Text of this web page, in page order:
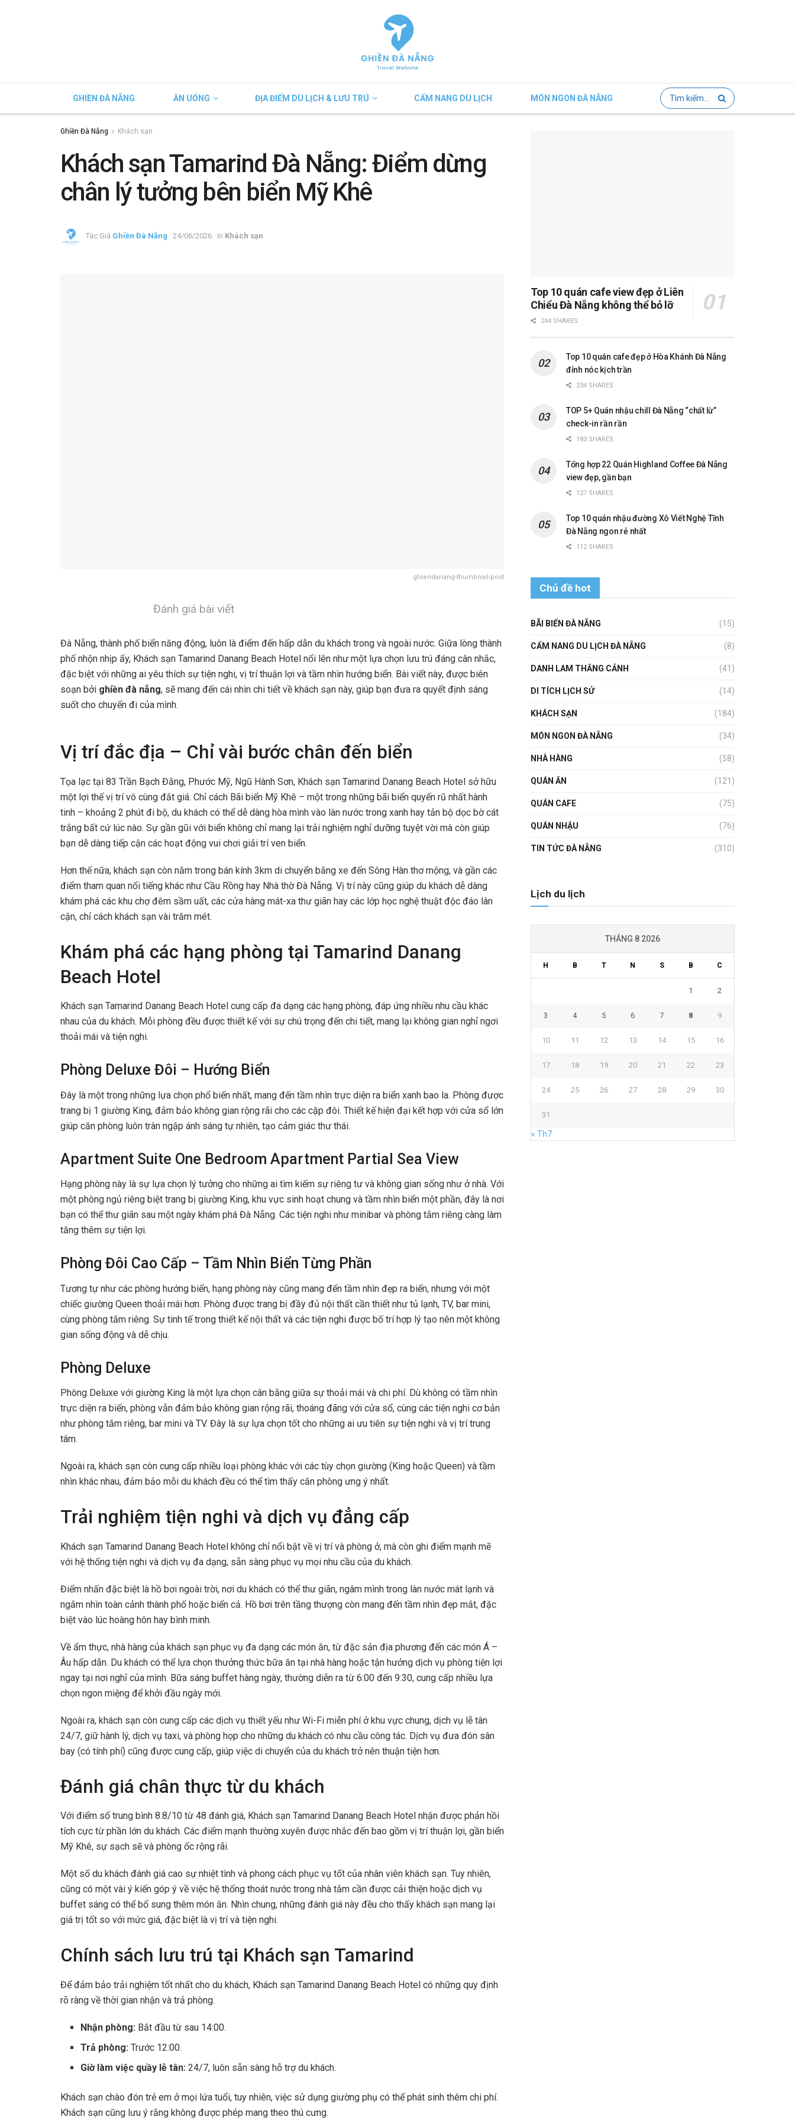
GHIỀN ĐÀ NẴNG ĂN UỐNG ĐỊA ĐIỂM DU LỊCH & LƯU TRÚ CẨM NANG DU LỊCH MÓN NGON ĐÀ NẴNG
Ghiền Đà Nẵng Khách sạn
Khách sạn Tamarind Đà Nẵng: Điểm dừng
chân lý tưởng bên biển Mỹ Khê
Tác Giả Ghiền Đà Nẵng 24/06/2026 in Khách sạn
ghiendanang-thumbnail-post
Đánh giá bài viết
Đà Nẵng, thành phố biển năng động, luôn là điểm đến hấp dẫn du khách trong và ngoài nước. Giữa lòng thành
phố nhộn nhịp ấy, Khách sạn Tamarind Danang Beach Hotel nổi lên như một lựa chọn lưu trú đáng cân nhắc,
đặc biệt với những ai yêu thích sự tiện nghi, vị trí thuận lợi và tầm nhìn hướng biển. Bài viết này, được biên
soạn bởi ghiền đà nẵng, sẽ mang đến cái nhìn chi tiết về khách sạn này, giúp bạn đưa ra quyết định sáng
suốt cho chuyến đi của mình.
Vị trí đắc địa – Chỉ vài bước chân đến biển
Tọa lạc tại 83 Trần Bạch Đằng, Phước Mỹ, Ngũ Hành Sơn, Khách sạn Tamarind Danang Beach Hotel sở hữu
một lợi thế vị trí vô cùng đắt giá. Chỉ cách Bãi biển Mỹ Khê – một trong những bãi biển quyến rũ nhất hành
tinh – khoảng 2 phút đi bộ, du khách có thể dễ dàng hòa mình vào làn nước trong xanh hay tản bộ dọc bờ cát
trắng bất cứ lúc nào. Sự gần gũi với biển không chỉ mang lại trải nghiệm nghỉ dưỡng tuyệt vời mà còn giúp
bạn dễ dàng tiếp cận các hoạt động vui chơi giải trí ven biển.
Hơn thế nữa, khách sạn còn nằm trong bán kính 3km di chuyển bằng xe đến Sông Hàn thơ mộng, và gần các
điểm tham quan nổi tiếng khác như Cầu Rồng hay Nhà thờ Đà Nẵng. Vị trí này cũng giúp du khách dễ dàng
khám phá các khu chợ đêm sầm uất, các cửa hàng mát-xa thư giãn hay các lớp học nghệ thuật độc đáo lân
cận, chỉ cách khách sạn vài trăm mét.
Khám phá các hạng phòng tại Tamarind Danang
Beach Hotel
Khách sạn Tamarind Danang Beach Hotel cung cấp đa dạng các hạng phòng, đáp ứng nhiều nhu cầu khác
nhau của du khách. Mỗi phòng đều được thiết kế với sự chú trọng đến chi tiết, mang lại không gian nghỉ ngơi
thoải mái và tiện nghi.
Phòng Deluxe Đôi – Hướng Biển
Đây là một trong những lựa chọn phổ biến nhất, mang đến tầm nhìn trực diện ra biển xanh bao la. Phòng được
trang bị 1 giường King, đảm bảo không gian rộng rãi cho các cặp đôi. Thiết kế hiện đại kết hợp với cửa sổ lớn
giúp căn phòng luôn tràn ngập ánh sáng tự nhiên, tạo cảm giác thư thái.
Apartment Suite One Bedroom Apartment Partial Sea View
Hạng phòng này là sự lựa chọn lý tưởng cho những ai tìm kiếm sự riêng tư và không gian sống như ở nhà. Với
một phòng ngủ riêng biệt trang bị giường King, khu vực sinh hoạt chung và tầm nhìn biển một phần, đây là nơi
bạn có thể thư giãn sau một ngày khám phá Đà Nẵng. Các tiện nghi như minibar và phòng tắm riêng càng làm
tăng thêm sự tiện lợi.
Phòng Đôi Cao Cấp – Tầm Nhìn Biển Từng Phần
Tương tự như các phòng hướng biển, hạng phòng này cũng mang đến tầm nhìn đẹp ra biển, nhưng với một
chiếc giường Queen thoải mái hơn. Phòng được trang bị đầy đủ nội thất cần thiết như tủ lạnh, TV, bar mini,
cùng phòng tắm riêng. Sự tinh tế trong thiết kế nội thất và các tiện nghi được bố trí hợp lý tạo nên một không
gian sống động và dễ chịu.
Phòng Deluxe
Phòng Deluxe với giường King là một lựa chọn cân bằng giữa sự thoải mái và chi phí. Dù không có tầm nhìn
trực diện ra biển, phòng vẫn đảm bảo không gian rộng rãi, thoáng đãng với cửa sổ, cùng các tiện nghi cơ bản
như phòng tắm riêng, bar mini và TV. Đây là sự lựa chọn tốt cho những ai ưu tiên sự tiện nghi và vị trí trung
tâm.
Ngoài ra, khách sạn còn cung cấp nhiều loại phòng khác với các tùy chọn giường (King hoặc Queen) và tầm
nhìn khác nhau, đảm bảo mỗi du khách đều có thể tìm thấy căn phòng ưng ý nhất.
Trải nghiệm tiện nghi và dịch vụ đẳng cấp
Khách sạn Tamarind Danang Beach Hotel không chỉ nổi bật về vị trí và phòng ở, mà còn ghi điểm mạnh mẽ
với hệ thống tiện nghi và dịch vụ đa dạng, sẵn sàng phục vụ mọi nhu cầu của du khách.
Điểm nhấn đặc biệt là hồ bơi ngoài trời, nơi du khách có thể thư giãn, ngâm mình trong làn nước mát lạnh và
ngắm nhìn toàn cảnh thành phố hoặc biển cả. Hồ bơi trên tầng thượng còn mang đến tầm nhìn đẹp mắt, đặc
biệt vào lúc hoàng hôn hay bình minh.
Về ẩm thực, nhà hàng của khách sạn phục vụ đa dạng các món ăn, từ đặc sản địa phương đến các món Á –
Âu hấp dẫn. Du khách có thể lựa chọn thưởng thức bữa ăn tại nhà hàng hoặc tận hưởng dịch vụ phòng tiện lợi
ngay tại nơi nghỉ của mình. Bữa sáng buffet hàng ngày, thường diễn ra từ 6:00 đến 9:30, cung cấp nhiều lựa
chọn ngon miệng để khởi đầu ngày mới.
Ngoài ra, khách sạn còn cung cấp các dịch vụ thiết yếu như Wi-Fi miễn phí ở khu vực chung, dịch vụ lễ tân
24/7, giữ hành lý, dịch vụ taxi, và phòng họp cho những du khách có nhu cầu công tác. Dịch vụ đưa đón sân
bay (có tính phí) cũng được cung cấp, giúp việc di chuyển của du khách trở nên thuận tiện hơn.
Đánh giá chân thực từ du khách
Với điểm số trung bình 8.8/10 từ 48 đánh giá, Khách sạn Tamarind Danang Beach Hotel nhận được phản hồi
tích cực từ phần lớn du khách. Các điểm mạnh thường xuyên được nhắc đến bao gồm vị trí thuận lợi, gần biển
Mỹ Khê, sự sạch sẽ và phòng ốc rộng rãi.
Một số du khách đánh giá cao sự nhiệt tình và phong cách phục vụ tốt của nhân viên khách sạn. Tuy nhiên,
cũng có một vài ý kiến góp ý về việc hệ thống thoát nước trong nhà tắm cần được cải thiện hoặc dịch vụ
buffet sáng có thể bổ sung thêm món ăn. Nhìn chung, những đánh giá này đều cho thấy khách sạn mang lại
giá trị tốt so với mức giá, đặc biệt là vị trí và tiện nghi.
Chính sách lưu trú tại Khách sạn Tamarind
Để đảm bảo trải nghiệm tốt nhất cho du khách, Khách sạn Tamarind Danang Beach Hotel có những quy định
rõ ràng về thời gian nhận và trả phòng.
Nhận phòng: Bắt đầu từ sau 14:00.
Trả phòng: Trước 12:00.
Giờ làm việc quầy lễ tân: 24/7, luôn sẵn sàng hỗ trợ du khách.
Khách sạn chào đón trẻ em ở mọi lứa tuổi, tuy nhiên, việc sử dụng giường phụ có thể phát sinh thêm chi phí.
Khách sạn cũng lưu ý rằng không được phép mang theo thú cưng.
Top 10 quán cafe view đẹp ở Liên
Chiểu Đà Nẵng không thể bỏ lỡ
244 SHARES
Top 10 quán cafe đẹp ở Hòa Khánh Đà Nẵng
đỉnh nóc kịch trần
234 SHARES
TOP 5+ Quán nhậu chill Đà Nẵng “chất lừ”
check-in rần rần
183 SHARES
Tổng hợp 22 Quán Highland Coffee Đà Nẵng
view đẹp, gần bạn
127 SHARES
Top 10 quán nhậu đường Xô Viết Nghệ Tĩnh
Đà Nẵng ngon rẻ nhất
112 SHARES
Chủ đề hot
BÃI BIỂN ĐÀ NẴNG (15)
CẨM NANG DU LỊCH ĐÀ NẴNG (8)
DANH LAM THẮNG CẢNH (41)
DI TÍCH LỊCH SỬ (14)
KHÁCH SẠN (184)
MÓN NGON ĐÀ NẴNG (34)
NHÀ HÀNG (58)
QUÁN ĂN (121)
QUÁN CAFE (75)
QUÁN NHẬU (76)
TIN TỨC ĐÀ NẴNG (310)
Lịch du lịch
THÁNG 8 2026
H B T N S B C
1 2
3 4 5 6 7 8 9
10 11 12 13 14 15 16
17 18 19 20 21 22 23
24 25 26 27 28 29 30
31
« Th7